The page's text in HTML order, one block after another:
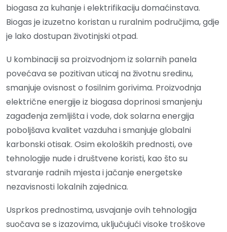
biogasa za kuhanje i elektrifikaciju domaćinstava.
Biogas je izuzetno koristan u ruralnim područjima, gdje
je lako dostupan životinjski otpad.
U kombinaciji sa proizvodnjom iz solarnih panela
povećava se pozitivan uticaj na životnu sredinu,
smanjuje ovisnost o fosilnim gorivima. Proizvodnja
električne energije iz biogasa doprinosi smanjenju
zagađenja zemljišta i vode, dok solarna energija
poboljšava kvalitet vazduha i smanjuje globalni
karbonski otisak. Osim ekoloških prednosti, ove
tehnologije nude i društvene koristi, kao što su
stvaranje radnih mjesta i jačanje energetske
nezavisnosti lokalnih zajednica.
Usprkos prednostima, usvajanje ovih tehnologija
suočava se s izazovima, uključujući visoke troškove